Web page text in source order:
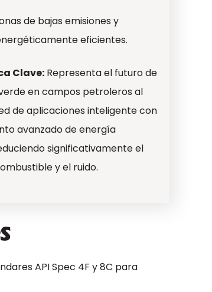
de bajas emisiones y
eficientes.
Clave: Representa el futuro de
en campos petroleros al
de aplicaciones inteligente con
avanzado de energía
significativamente el
y el ruido.
API Spec 4F y 8C para